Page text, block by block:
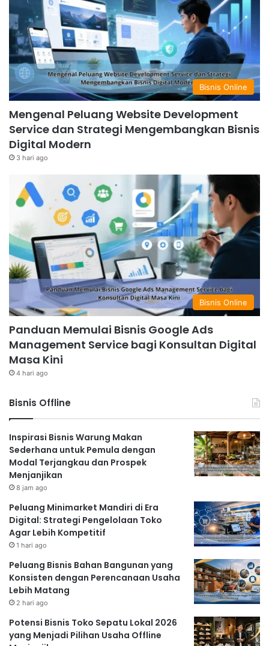
Bisnis Online
Mengenal Peluang Website Development
Service dan Strategi Mengembangkan Bisnis
Digital Modern
3 hari ago
Bisnis Online
Panduan Memulai Bisnis Google Ads
Management Service bagi Konsultan Digital
Masa Kini
4 hari ago
Bisnis Offline
Inspirasi Bisnis Warung Makan
Sederhana untuk Pemula dengan
Modal Terjangkau dan Prospek
Menjanjikan
8 jam ago
Peluang Minimarket Mandiri di Era
Digital: Strategi Pengelolaan Toko
Agar Lebih Kompetitif
1 hari ago
Peluang Bisnis Bahan Bangunan yang
Konsisten dengan Perencanaan Usaha
Lebih Matang
2 hari ago
Potensi Bisnis Toko Sepatu Lokal 2026
yang Menjadi Pilihan Usaha Offline